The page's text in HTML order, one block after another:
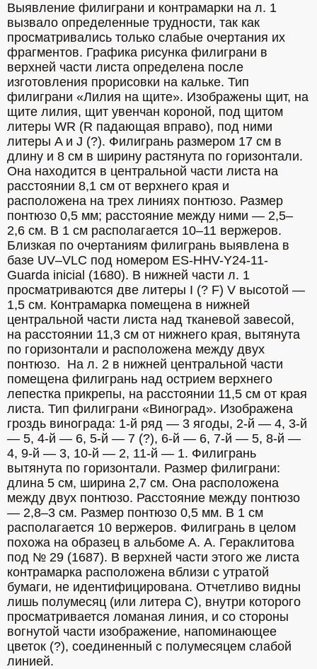
Выявление филиграни и контрамарки на л. 1
вызвало определенные трудности, так как
просматривались только слабые очертания их
фрагментов. Графика рисунка филиграни в
верхней части листа определена после
изготовления прорисовки на кальке. Тип
филиграни «Лилия на щите». Изображены щит, на
щите лилия, щит увенчан короной, под щитом
литеры WR (R падающая вправо), под ними
литеры A и J (?). Филигрань размером 17 см в
длину и 8 см в ширину растянута по горизонтали.
Она находится в центральной части листа на
расстоянии 8,1 см от верхнего края и
расположена на трех линиях понтюзо. Размер
понтюзо 0,5 мм; расстояние между ними — 2,5–
2,6 см. В 1 см располагается 10–11 вержеров.
Близкая по очертаниям филигрань выявлена в
базе UV–VLC под номером ES-HHV-Y24-11-
Guarda inicial (1680). В нижней части л. 1
просматриваются две литеры I (? F) V высотой —
1,5 см. Контрамарка помещена в нижней
центральной части листа над тканевой завесой,
на расстоянии 11,3 см от нижнего края, вытянута
по горизонтали и расположена между двух
понтюзо.  На л. 2 в нижней центральной части
помещена филигрань над острием верхнего
лепестка прикрепы, на расстоянии 11,5 см от края
листа. Тип филиграни «Виноград». Изображена
гроздь винограда: 1-й ряд — 3 ягоды, 2-й — 4, 3-й
— 5, 4-й — 6, 5-й — 7 (?), 6-й — 6, 7-й — 5, 8-й —
4, 9-й — 3, 10-й — 2, 11-й — 1. Филигрань
вытянута по горизонтали. Размер филиграни:
длина 5 см, ширина 2,7 см. Она расположена
между двух понтюзо. Расстояние между понтюзо
— 2,8–3 см. Размер понтюзо 0,5 мм. В 1 см
располагается 10 вержеров. Филигрань в целом
похожа на образец в альбоме А. А. Гераклитова
под № 29 (1687). В верхней части этого же листа
контрамарка расположена вблизи с утратой
бумаги, не идентифицирована. Отчетливо видны
лишь полумесяц (или литера C), внутри которого
просматривается ломаная линия, и со стороны
вогнутой части изображение, напоминающее
цветок (?), соединенный с полумесяцем слабой
линией.